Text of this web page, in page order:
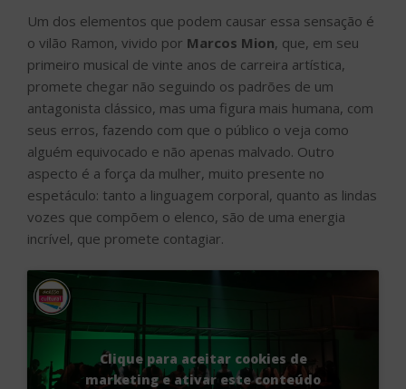
Um dos elementos que podem causar essa sensação é
o vilão Ramon, vivido por Marcos Mion, que, em seu
primeiro musical de vinte anos de carreira artística,
promete chegar não seguindo os padrões de um
antagonista clássico, mas uma figura mais humana, com
seus erros, fazendo com que o público o veja como
alguém equivocado e não apenas malvado. Outro
aspecto é a força da mulher, muito presente no
espetáculo: tanto a linguagem corporal, quanto as lindas
vozes que compõem o elenco, são de uma energia
incrível, que promete contagiar.
Clique para aceitar cookies de
marketing e ativar este conteúdo